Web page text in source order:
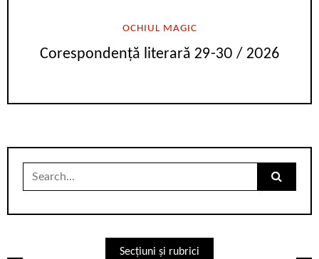
OCHIUL MAGIC
Corespondență literară 29-30 / 2026
Search
Secțiuni și rubrici